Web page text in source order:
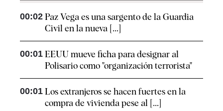
00:02 Paz Vega es una sargento de la Guardia
Civil en la nueva [...]
00:01 EEUU mueve ficha para designar al
Polisario como "organización terrorista"
00:01 Los extranjeros se hacen fuertes en la
compra de vivienda pese al [...]